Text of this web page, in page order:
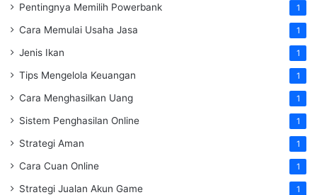
Pentingnya Memilih Powerbank 1
Cara Memulai Usaha Jasa 1
Jenis Ikan 1
Tips Mengelola Keuangan 1
Cara Menghasilkan Uang 1
Sistem Penghasilan Online 1
Strategi Aman 1
Cara Cuan Online 1
Strategi Jualan Akun Game 1